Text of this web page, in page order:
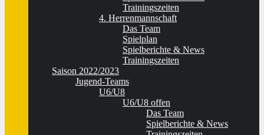
Trainingszeiten
4. Herrenmannschaft
Das Team
Spielplan
Spielberichte & News
Trainingszeiten
Saison 2022/2023
Jugend-Teams
U6/U8
U6/U8 offen
Das Team
Spielberichte & News